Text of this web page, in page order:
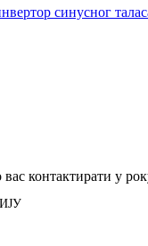
синусног
контактирати у